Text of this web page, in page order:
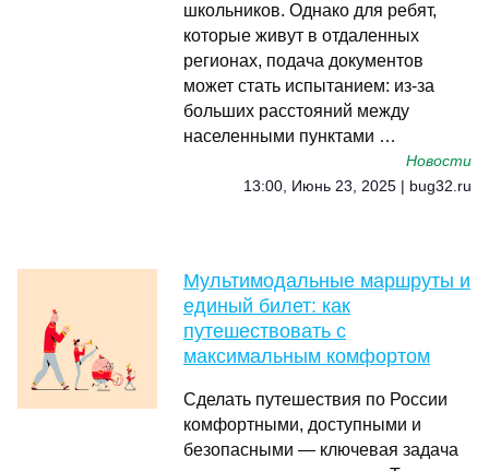
школьников. Однако для ребят,
которые живут в отдаленных
регионах, подача документов
может стать испытанием: из-за
больших расстояний между
населенными пунктами …
Новости
13:00, Июнь 23, 2025 | bug32.ru
Мультимодальные маршруты и
единый билет: как
путешествовать с
максимальным комфортом
Сделать путешествия по России
комфортными, доступными и
безопасными — ключевая задача